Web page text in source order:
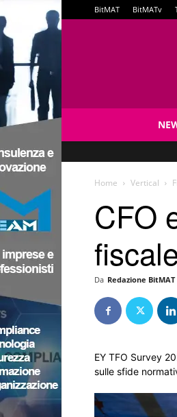
BitMAT BitMATv
Home Vertical
CFO
Da Redazione BitMAT
EY TFO Survey
sulle sfide